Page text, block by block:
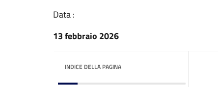
Data :
13 febbraio 2026
INDICE DELLA PAGINA